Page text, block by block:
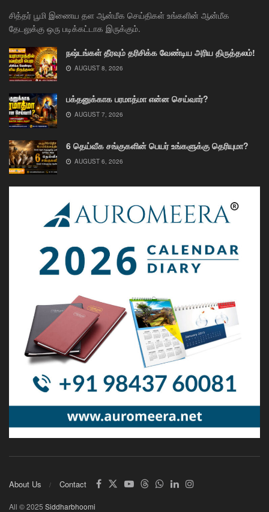
சித்தர் பூமி இணைய தள ஆன்மீக செய்திகள் உங்களின் ஆன்மீக
தேடலுக்கு ஒரு படிக்கட்டாக இருக்கும்.
நஷ்டங்கள் தீரவும் தரிசிக்க வேண்டிய அரிய திருத்தலம்!
AUGUST 8, 2026
பக்தனுக்காக பரமாத்மா என்ன செய்வார்?
AUGUST 7, 2026
6 தெய்வீக சங்குகளின் பெயர் உங்களுக்கு தெரியுமா?
AUGUST 6, 2026
About Us Contact
All © 2025 Siddharbhoomi